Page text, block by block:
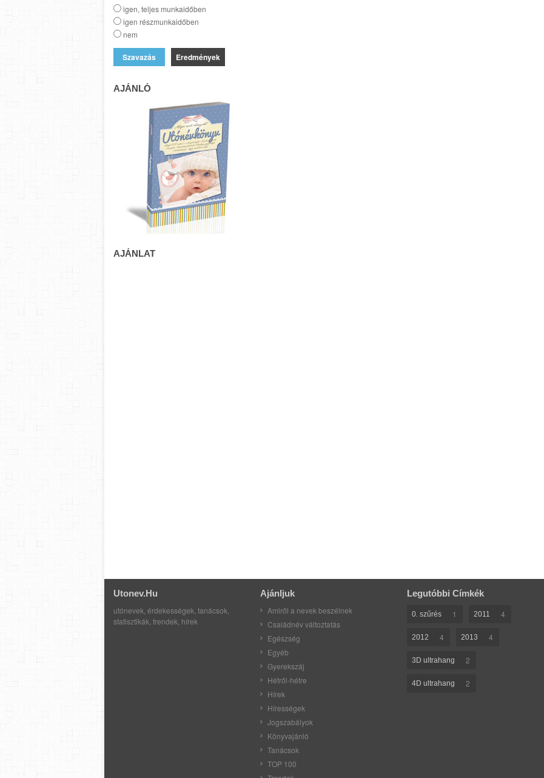
igen, teljes munkaidőben
igen részmunkaidőben
nem
Eredmények
AJÁNLÓ
AJÁNLAT
Utonev.hu
utónevek, érdekességek, tanácsok,
statisztikák, trendek, hírek
Ajánljuk
Amiről a nevek beszélnek
Családnév változtatás
Egészség
Egyéb
Gyerekszáj
Hétről-hétre
Hírek
Hírességek
Jogszabályok
Könyvajánló
Tanácsok
TOP 100
Legutóbbi Címkék
0. szűrés 1 2011 4
2012 4 2013 4
3D ultrahang 2
4D ultrahang 2